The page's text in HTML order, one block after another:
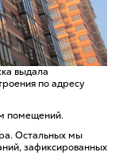
выдала
по адресу
помещений.
Остальных мы
зафиксированных